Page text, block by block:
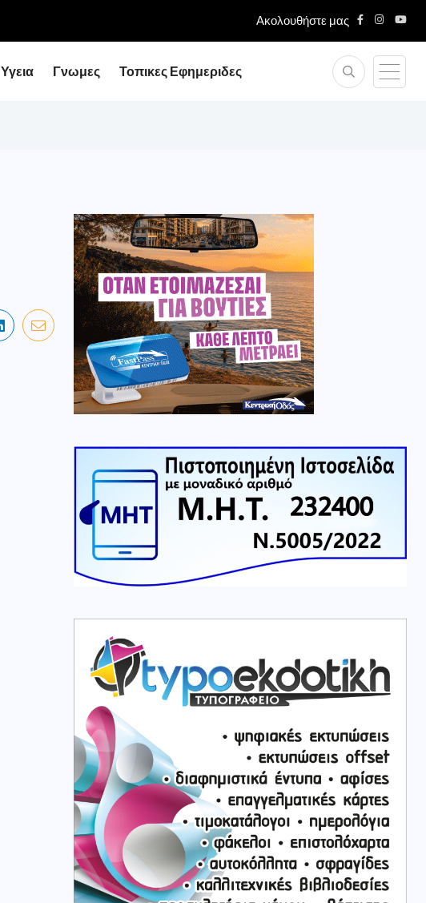
Ακολουθήστε μας
Υγεια Γνωμες Τοπικες Εφημεριδες